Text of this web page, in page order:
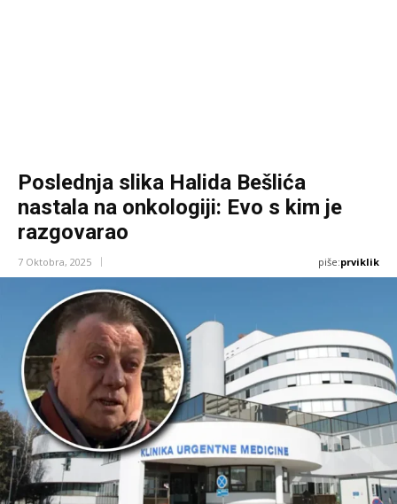
Poslednja slika Halida Bešlića
nastala na onkologiji: Evo s kim je
razgovarao
7 Oktobra, 2025 piše:prviklik